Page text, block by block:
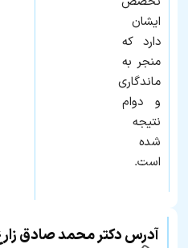
ایشان
دارد که
منجر به
ماندگاری
و دوام
نتیجه
شده
است.
آدرس دکتر محمد صادق